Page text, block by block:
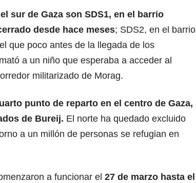
sur de Gaza son SDS1, en el barrio
desde hace meses; SDS2, en el barrio
que poco antes de la llegada de los
a un niño que esperaba a acceder al
militarizado de Morag.
punto de reparto en el centro de Gaza,
de Bureij. El norte ha quedado excluido
a un millón de personas se refugian en
a funcionar el 27 de marzo hasta el